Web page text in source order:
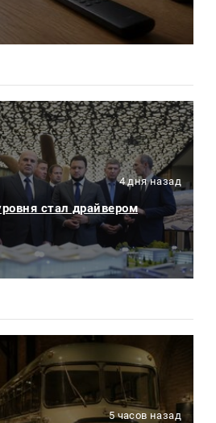
4 дня назад
стал драйвером
5 часов назад